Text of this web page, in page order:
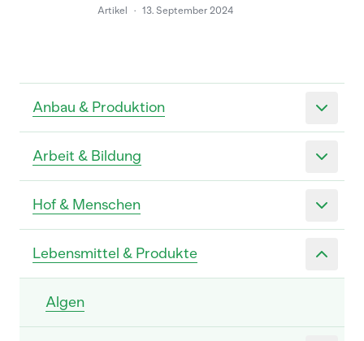
Anbau & Produktion
Arbeit & Bildung
Hof & Menschen
Lebensmittel & Produkte
Algen
Artikel · 13. September 2024